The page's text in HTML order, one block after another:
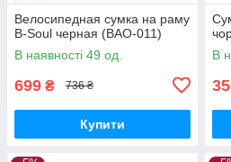
Велосипедная сумка на раму
B-Soul черная (BAO-011)
В наявності 49 од.
699 ₴ 736 ₴
Купити
В